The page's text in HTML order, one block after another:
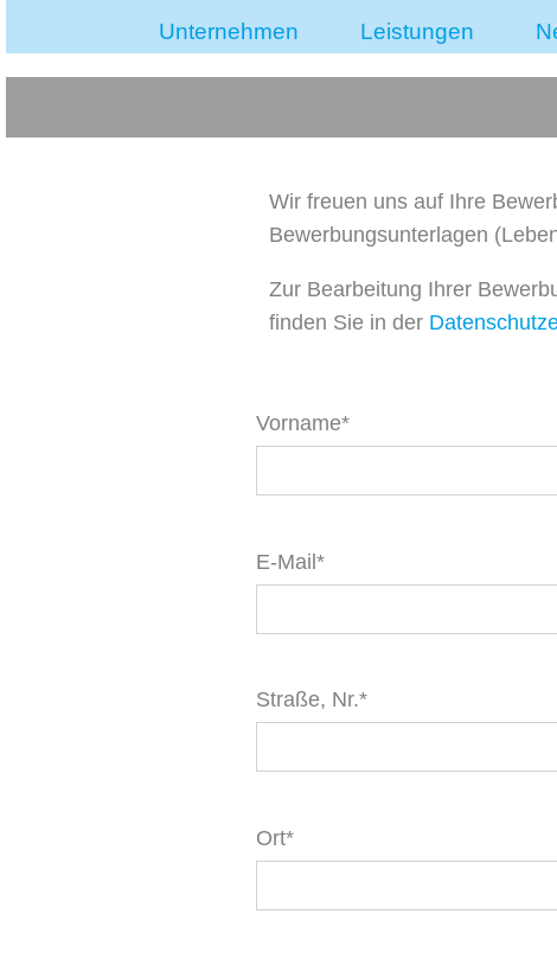
Unternehmen Leistungen
Wir freuen uns auf Ihre
Bewerbungsunterlagen
Zur Bearbeitung Ihrer
finden Sie in der
Vorname*
E-Mail*
Straße, Nr.*
Ort*